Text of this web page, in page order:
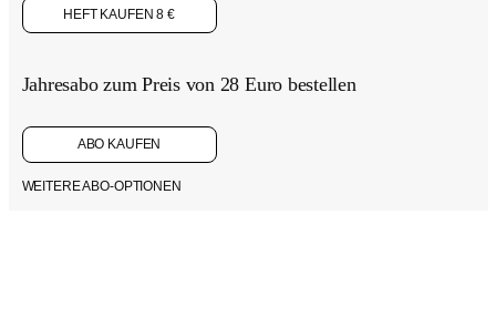
HEFT KAUFEN 8 €
Jahresabo zum Preis von 28 Euro bestellen
ABO KAUFEN
WEITERE ABO-OPTIONEN